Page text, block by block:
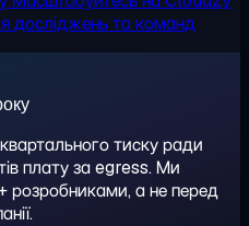
досліджень та команд
тиску ради
плату за egress. Ми
розробниками, а не перед